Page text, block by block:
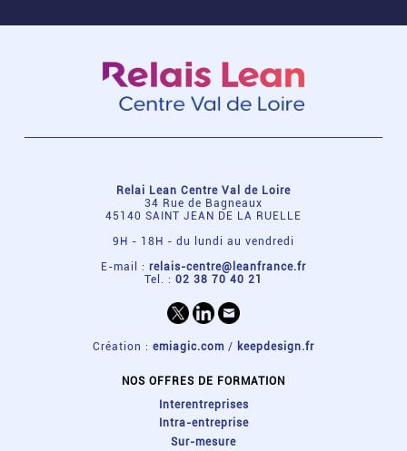
Relai Lean Centre Val de Loire
34 Rue de Bagneaux
45140 SAINT JEAN DE LA RUELLE
9H - 18H - du lundi au vendredi
E-mail : relais-centre@leanfrance.fr
Tel. : 02 38 70 40 21
Création : emiagic.com / keepdesign.fr
NOS OFFRES DE FORMATION
Interentreprises
Intra-entreprise
Sur-mesure